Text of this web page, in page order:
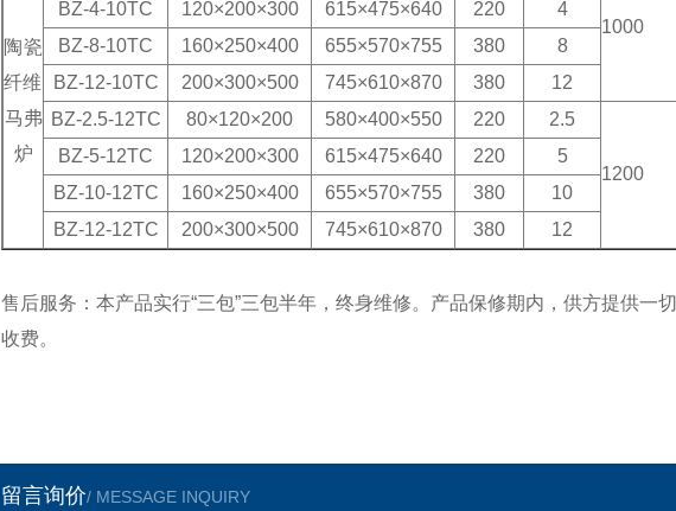
陶瓷
纤维
马弗
炉
1000
BZ-4-10TC 120×200×300 615×475×640 220
4
BZ-8-10TC
160×250×400 655×570×755 380
8
BZ-12-10TC
200×300×500 745×610×870 380
12
BZ-2.5-12TC
80×120×200 580×400×550 220 2.5
1200
BZ-5-12TC 120×200×300 615×475×640 220
5
BZ-10-12TC
160×250×400 655×570×755 380
10
BZ-12-12TC
200×300×500 745×610×870 380 12
售后服务：本产品实行“三包”三包半年，终身维修。产品保修期内，供方提供一
收费。
留言询价/ MESSAGE INQUIRY